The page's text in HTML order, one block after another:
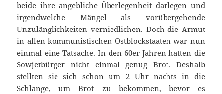
beide ihre angebliche Überlegenheit darlegen und
irgendwelche Mängel als vorübergehende
Unzulänglichkeiten verniedlichen. Doch die Armut
in allen kommunistischen Ostblockstaaten war nun
einmal eine Tatsache. In den 60er Jahren hatten die
Sowjetbürger nicht einmal genug Brot. Deshalb
stellten sie sich schon um 2 Uhr nachts in die
Schlange, um Brot zu bekommen, bevor es